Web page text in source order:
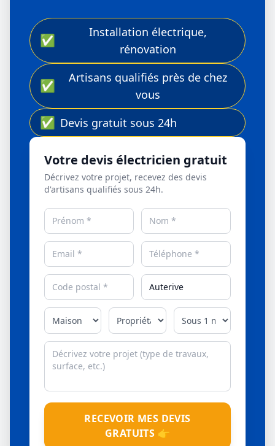
✅
Installation électrique,
rénovation
✅
Artisans qualifiés près de chez
vous
✅ Devis gratuit sous 24h
Votre devis électricien gratuit
Décrivez votre projet, recevez des devis
d'artisans qualifiés sous 24h.
RECEVOIR MES DEVIS
GRATUITS 👉